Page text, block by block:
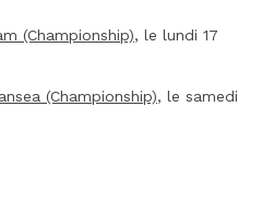
(Championship), le lundi 17
(Championship), le samedi